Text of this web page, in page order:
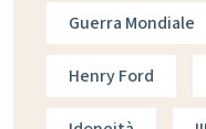
Guerra Mondiale
Henry Ford